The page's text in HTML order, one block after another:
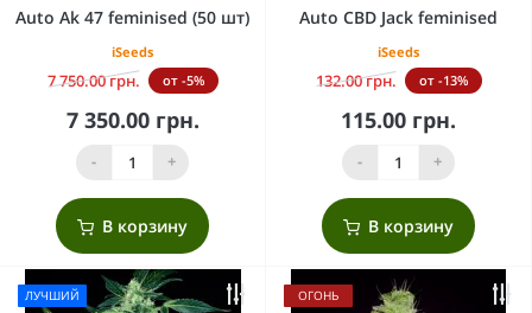
Auto Ak 47 feminised (50 шт)
iSeeds
7 750.00 грн. от -5%
7 350.00 грн.
- +
В корзину
Auto CBD Jack feminised
iSeeds
132.00 грн. от -13%
115.00 грн.
- +
В корзину
ЛУЧШИЙ
ОГОНЬ